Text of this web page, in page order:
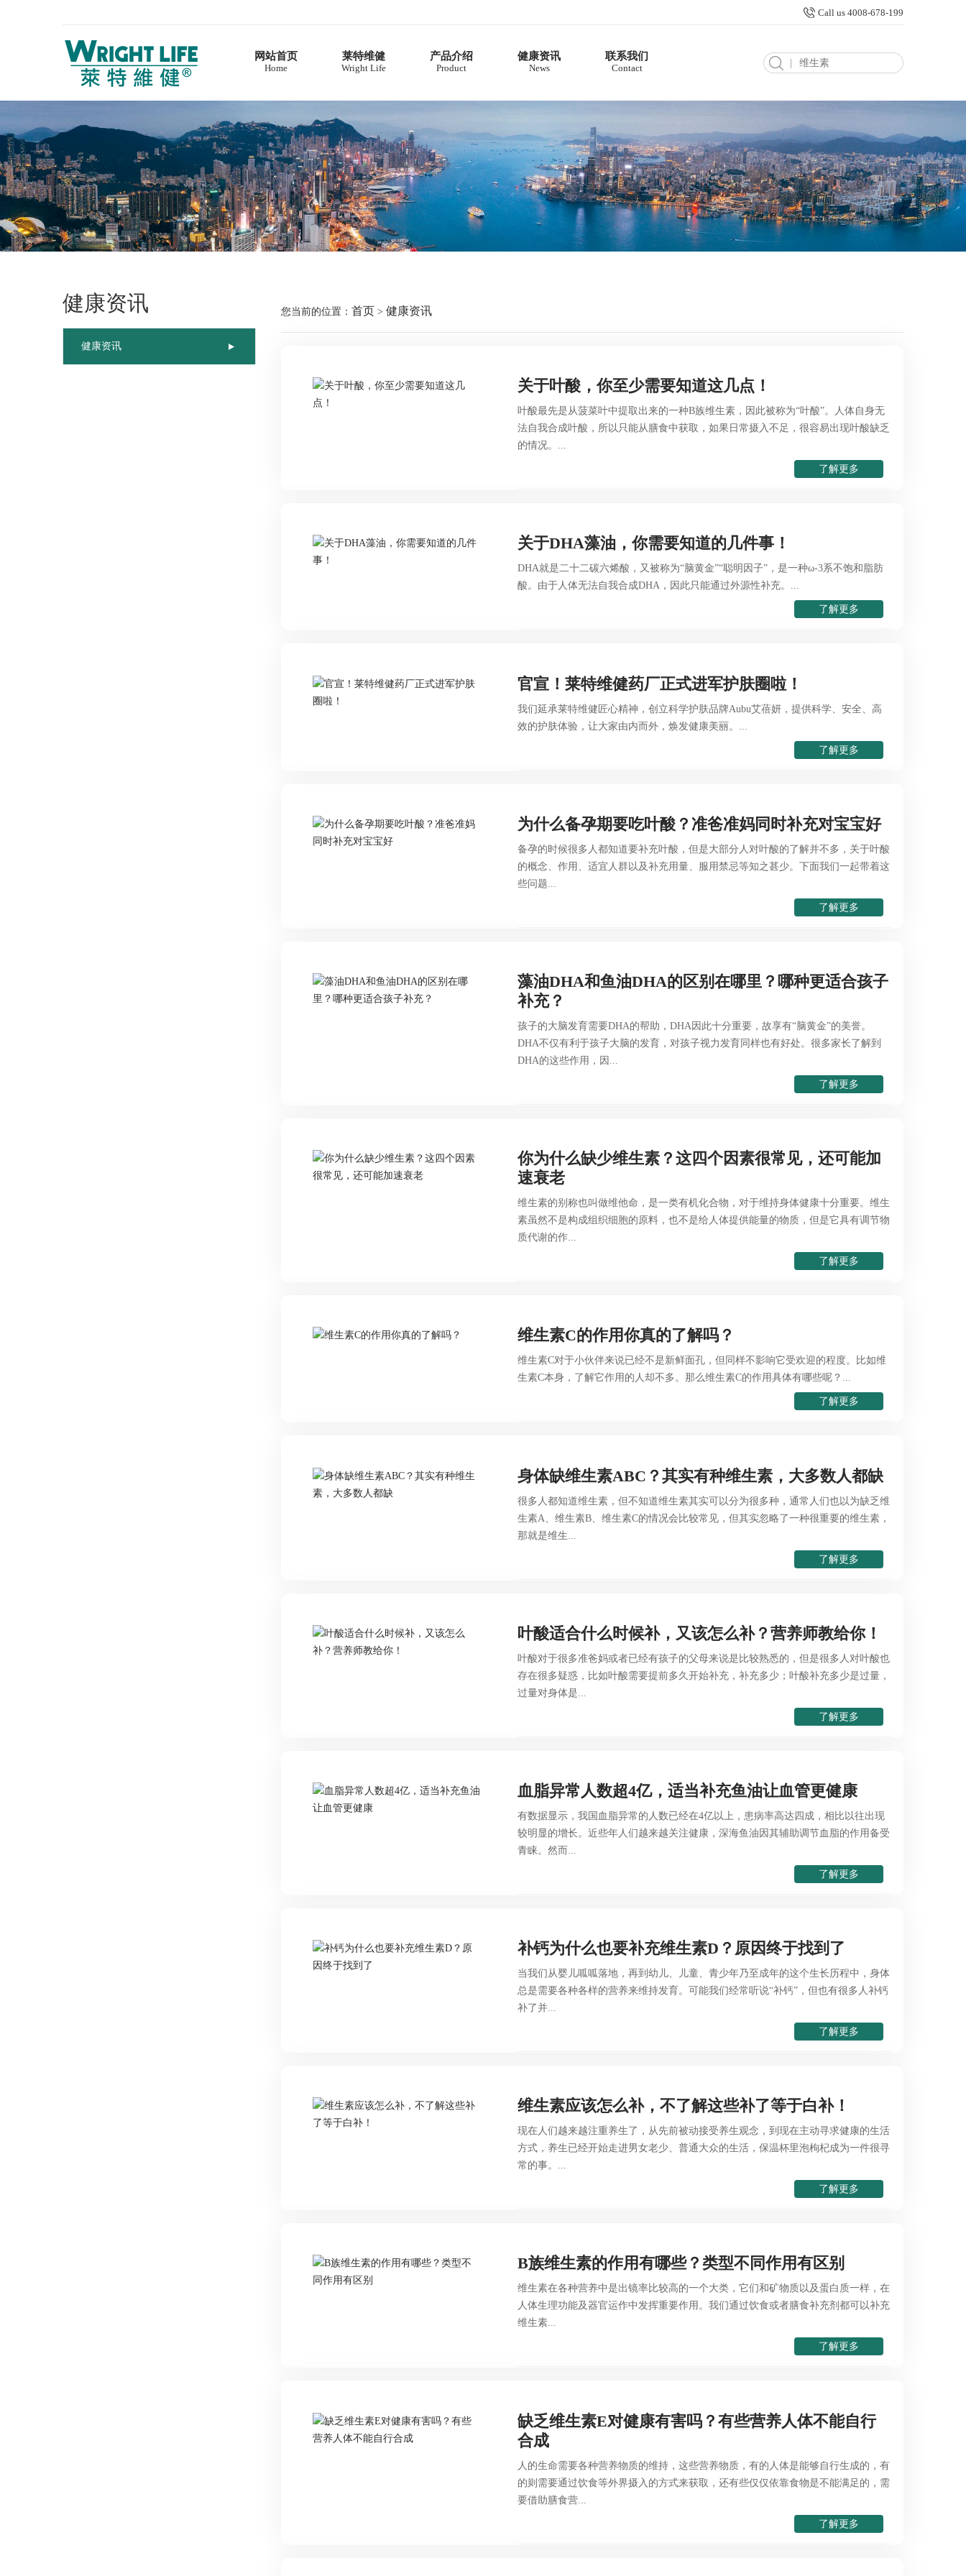
Call us 4008-678-199
网站首页
Home
莱特维健
Wright Life
产品介绍
Product
健康资讯
News
联系我们
Contact
莱特维健
企业简介
品牌故事
产品介绍
维生素系列
深海鱼油系列
DHA藻油系列
辅酶Q10系列
灵芝及孢子粉系列健康资讯
健康资讯
您当前的位置：首页 >健康资讯
关于叶酸，你至少需要知道这几点！
叶酸最先是从菠菜叶中提取出来的一种B族维生素，因此被称为“叶酸”。人体自身无
法自我合成叶酸，所以只能从膳食中获取，如果日常摄入不足，很容易出现叶酸缺乏
的情况。...
了解更多
关于DHA藻油，你需要知道的几件事！
DHA就是二十二碳六烯酸，又被称为“脑黄金”“聪明因子”，是一种ω-3系不饱和脂肪
酸。由于人体无法自我合成DHA，因此只能通过外源性补充。...
了解更多
官宣！莱特维健药厂正式进军护肤圈啦！
我们延承莱特维健匠心精神，创立科学护肤品牌Aubu艾蓓妍，提供科学、安全、高
效的护肤体验，让大家由内而外，焕发健康美丽。...
了解更多
为什么备孕期要吃叶酸？准爸准妈同时补充对宝宝好
备孕的时候很多人都知道要补充叶酸，但是大部分人对叶酸的了解并不多，关于叶酸
的概念、作用、适宜人群以及补充用量、服用禁忌等知之甚少。下面我们一起带着这
些问题...
了解更多
藻油DHA和鱼油DHA的区别在哪里？哪种更适合孩子
补充？
孩子的大脑发育需要DHA的帮助，DHA因此十分重要，故享有“脑黄金”的美誉。
DHA不仅有利于孩子大脑的发育，对孩子视力发育同样也有好处。很多家长了解到
DHA的这些作用，因...
了解更多
你为什么缺少维生素？这四个因素很常见，还可能加
速衰老
维生素的别称也叫做维他命，是一类有机化合物，对于维持身体健康十分重要。维生
素虽然不是构成组织细胞的原料，也不是给人体提供能量的物质，但是它具有调节物
质代谢的作...
了解更多
维生素C的作用你真的了解吗？
维生素C对于小伙伴来说已经不是新鲜面孔，但同样不影响它受欢迎的程度。比如维
生素C本身，了解它作用的人却不多。那么维生素C的作用具体有哪些呢？...
了解更多
身体缺维生素ABC？其实有种维生素，大多数人都缺
很多人都知道维生素，但不知道维生素其实可以分为很多种，通常人们也以为缺乏维
生素A、维生素B、维生素C的情况会比较常见，但其实忽略了一种很重要的维生素，
那就是维生...
了解更多
叶酸适合什么时候补，又该怎么补？营养师教给你！
叶酸对于很多准爸妈或者已经有孩子的父母来说是比较熟悉的，但是很多人对叶酸也
存在很多疑惑，比如叶酸需要提前多久开始补充，补充多少；叶酸补充多少是过量，
过量对身体是...
了解更多
血脂异常人数超4亿，适当补充鱼油让血管更健康
有数据显示，我国血脂异常的人数已经在4亿以上，患病率高达四成，相比以往出现
较明显的增长。近些年人们越来越关注健康，深海鱼油因其辅助调节血脂的作用备受
青睐。然而...
了解更多
补钙为什么也要补充维生素D？原因终于找到了
当我们从婴儿呱呱落地，再到幼儿、儿童、青少年乃至成年的这个生长历程中，身体
总是需要各种各样的营养来维持发育。可能我们经常听说“补钙”，但也有很多人补钙
补了并...
了解更多
维生素应该怎么补，不了解这些补了等于白补！
现在人们越来越注重养生了，从先前被动接受养生观念，到现在主动寻求健康的生活
方式，养生已经开始走进男女老少、普通大众的生活，保温杯里泡枸杞成为一件很寻
常的事。...
了解更多
B族维生素的作用有哪些？类型不同作用有区别
维生素在各种营养中是出镜率比较高的一个大类，它们和矿物质以及蛋白质一样，在
人体生理功能及器官运作中发挥重要作用。我们通过饮食或者膳食补充剂都可以补充
维生素...
了解更多
缺乏维生素E对健康有害吗？有些营养人体不能自行
合成
人的生命需要各种营养物质的维持，这些营养物质，有的人体是能够自行生成的，有
的则需要通过饮食等外界摄入的方式来获取，还有些仅仅依靠食物是不能满足的，需
要借助膳食营...
了解更多